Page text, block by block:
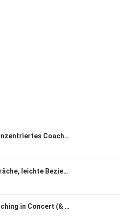
Was ist engpasskonzentriertes Coaching und wie ist Growching dadurch entstanden? | Mit Jana Baum
#13 Schwere Gespräche, leichte Beziehung | mit Jana Baum
#12 Das beste Coaching in Concert (& was Du daraus lernen kannst)